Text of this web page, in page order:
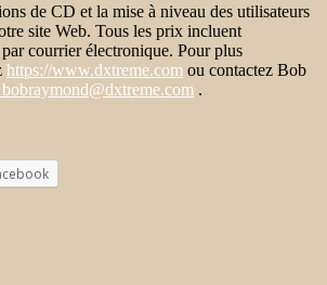
de CD et la mise à niveau des utilisateurs
site Web. Tous les prix incluent
par courrier électronique. Pour plus
https://www.dxtreme.com ou contactez Bob
bobraymond@dxtreme.com .